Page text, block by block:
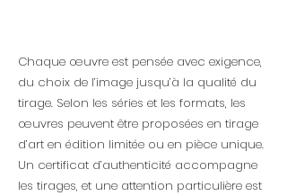
Chaque œuvre est pensée avec exigence,
du choix de l’image jusqu’à la qualité du
tirage. Selon les séries et les formats, les
œuvres peuvent être proposées en tirage
d’art en édition limitée ou en pièce unique.
Un certificat d’authenticité accompagne
les tirages, et une attention particulière est